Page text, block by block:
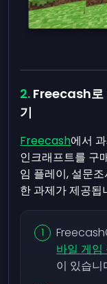
Freecash로
기
Freecash에서
인크래프트를 구
임 플레이, 설문
한 과제가 제공됩
Freecash
바일 게임
이 있습니